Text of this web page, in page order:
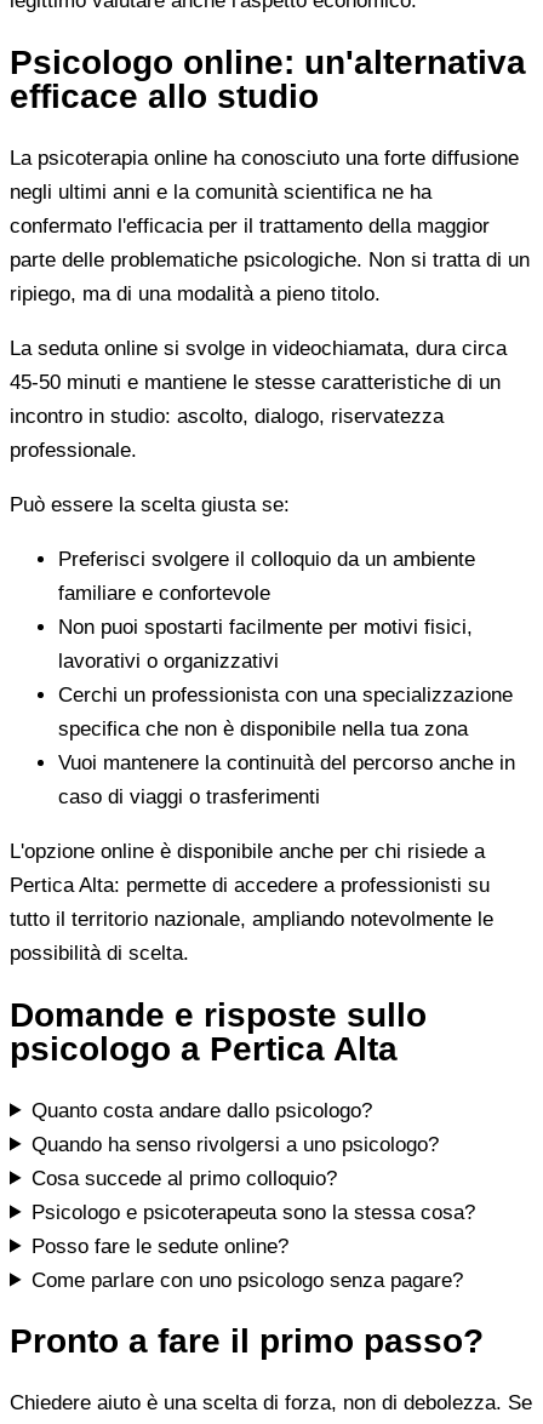
Psicologo online: un'alternativa
efficace allo studio
La psicoterapia online ha conosciuto una forte diffusione
negli ultimi anni e la comunità scientifica ne ha
confermato l'efficacia per il trattamento della maggior
parte delle problematiche psicologiche. Non si tratta di un
ripiego, ma di una modalità a pieno titolo.
La seduta online si svolge in videochiamata, dura circa
45-50 minuti e mantiene le stesse caratteristiche di un
incontro in studio: ascolto, dialogo, riservatezza
professionale.
Può essere la scelta giusta se:
Preferisci svolgere il colloquio da un ambiente
familiare e confortevole
Non puoi spostarti facilmente per motivi fisici,
lavorativi o organizzativi
Cerchi un professionista con una specializzazione
specifica che non è disponibile nella tua zona
Vuoi mantenere la continuità del percorso anche in
caso di viaggi o trasferimenti
L'opzione online è disponibile anche per chi risiede a
Pertica Alta: permette di accedere a professionisti su
tutto il territorio nazionale, ampliando notevolmente le
possibilità di scelta.
Domande e risposte sullo
psicologo a Pertica Alta
Quanto costa andare dallo psicologo?
Quando ha senso rivolgersi a uno psicologo?
Cosa succede al primo colloquio?
Psicologo e psicoterapeuta sono la stessa cosa?
Posso fare le sedute online?
Come parlare con uno psicologo senza pagare?
Pronto a fare il primo passo?
Chiedere aiuto è una scelta di forza, non di debolezza. Se